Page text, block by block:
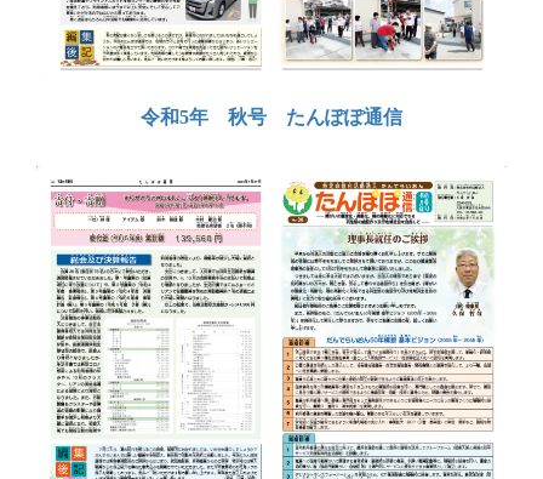
令和5年 秋号 たんぽぽ通信